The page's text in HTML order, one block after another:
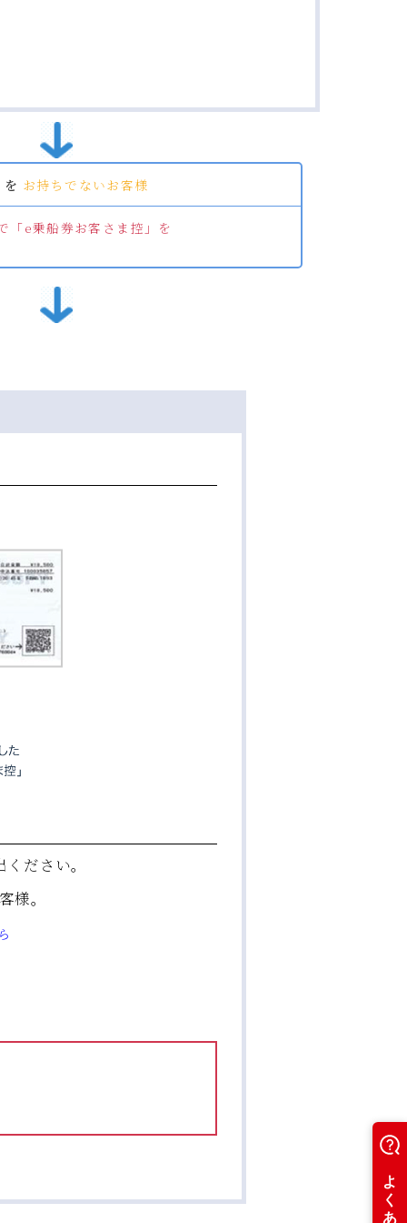
お持ちでないお客様
「e乗船券お客さま控」を
ださい。
様。